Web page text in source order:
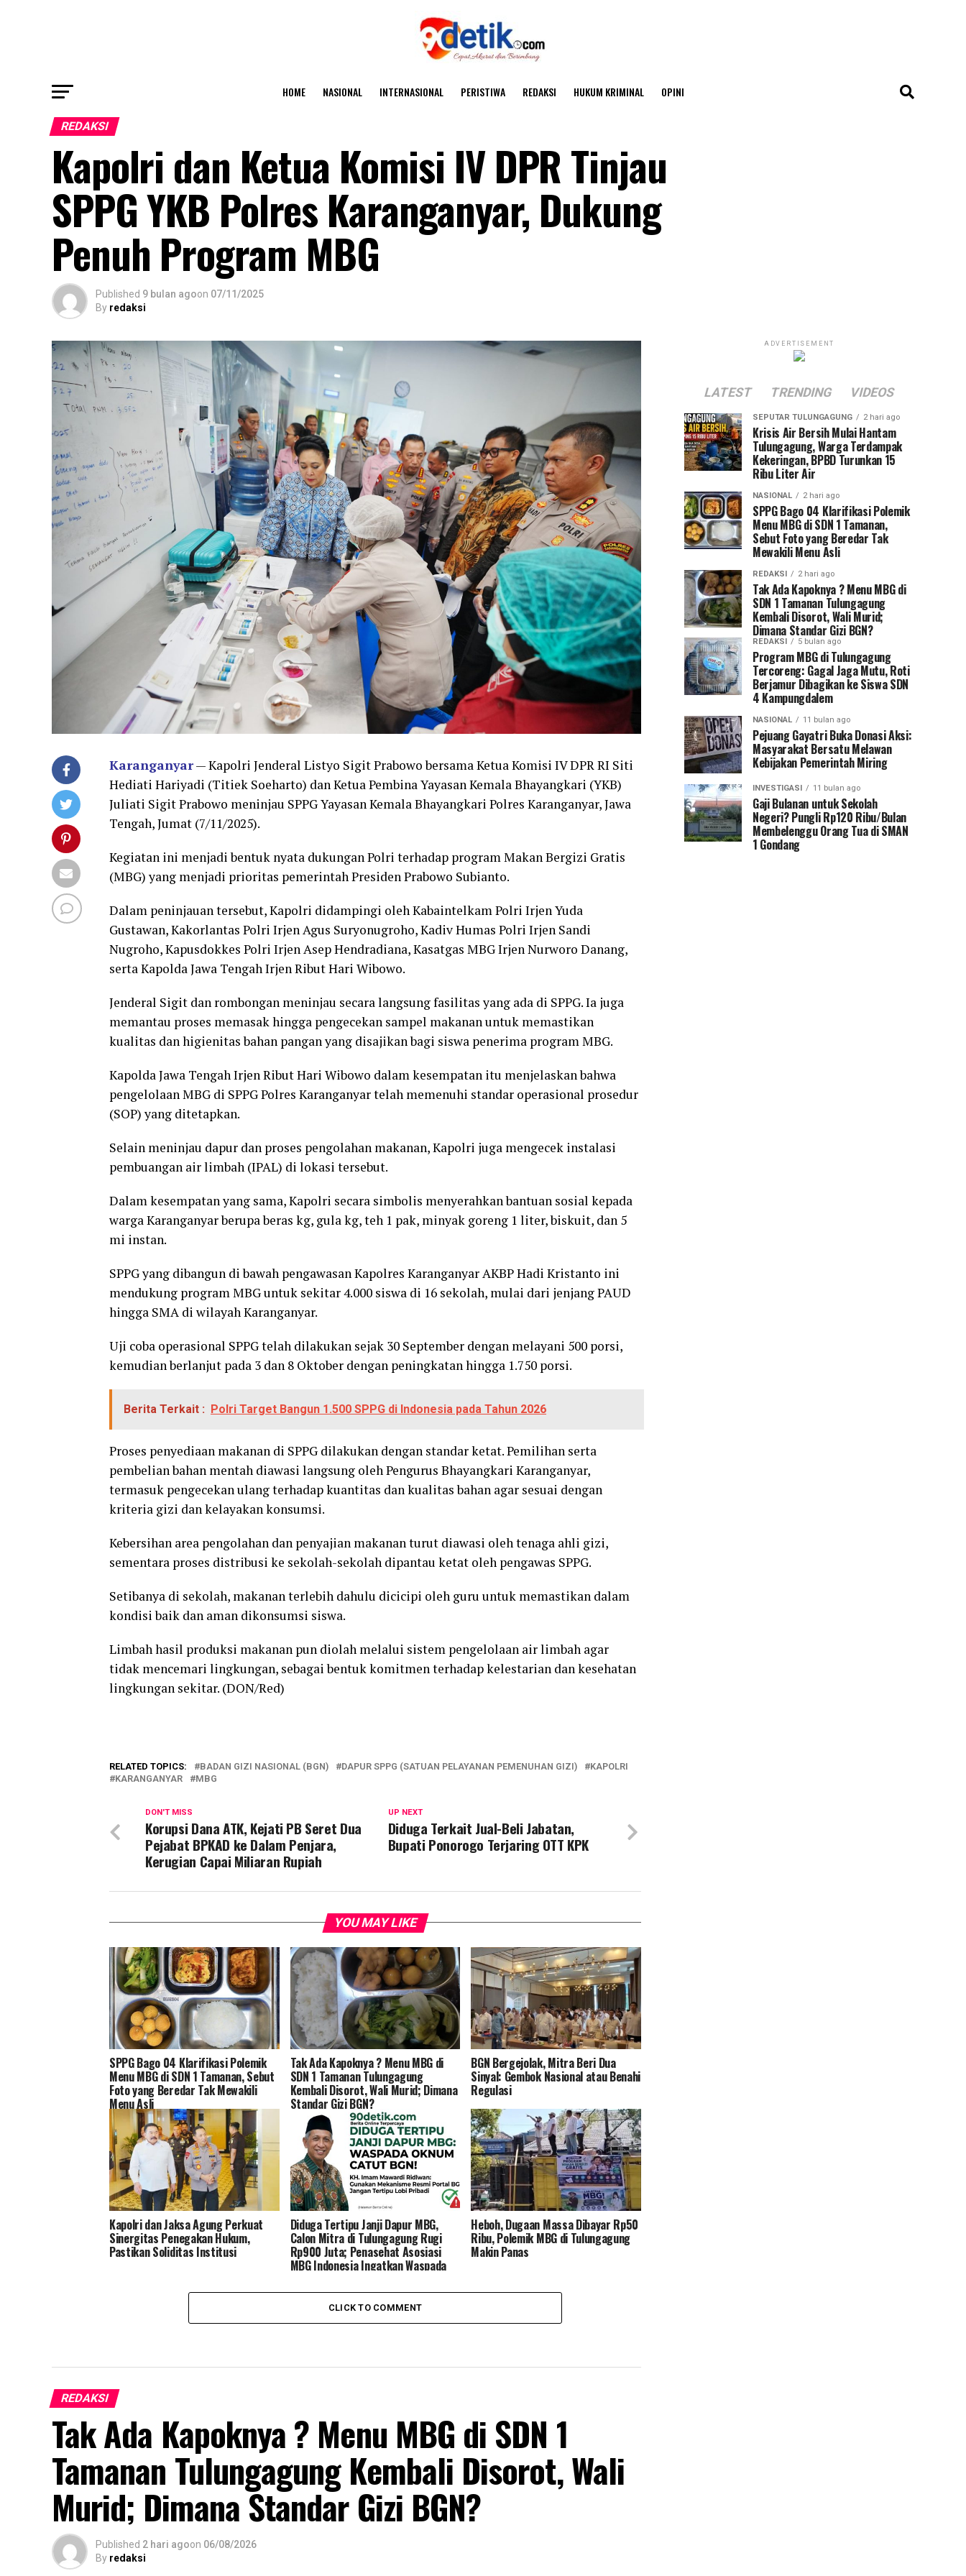
HOME NASIONAL INTERNASIONAL PERISTIWA REDAKSI HUKUM KRIMINAL OPINI
REDAKSI
Kapolri dan Ketua Komisi IV DPR Tinjau
SPPG YKB Polres Karanganyar, Dukung
Penuh Program MBG
Published 9 bulan agoon 07/11/2025
By redaksi
Karanganyar— Kapolri Jenderal Listyo Sigit Prabowo bersama Ketua Komisi IV DPR RI Siti
Hediati Hariyadi (Titiek Soeharto) dan Ketua Pembina Yayasan Kemala Bhayangkari (YKB)
Juliati Sigit Prabowo meninjau SPPG Yayasan Kemala Bhayangkari Polres Karanganyar, Jawa
Tengah, Jumat (7/11/2025).
Kegiatan ini menjadi bentuk nyata dukungan Polri terhadap program Makan Bergizi Gratis
(MBG) yang menjadi prioritas pemerintah Presiden Prabowo Subianto.
Dalam peninjauan tersebut, Kapolri didampingi oleh Kabaintelkam Polri Irjen Yuda
Gustawan, Kakorlantas Polri Irjen Agus Suryonugroho, Kadiv Humas Polri Irjen Sandi
Nugroho, Kapusdokkes Polri Irjen Asep Hendradiana, Kasatgas MBG Irjen Nurworo Danang,
serta Kapolda Jawa Tengah Irjen Ribut Hari Wibowo.
Jenderal Sigit dan rombongan meninjau secara langsung fasilitas yang ada di SPPG. Ia juga
memantau proses memasak hingga pengecekan sampel makanan untuk memastikan
kualitas dan higienitas bahan pangan yang disajikan bagi siswa penerima program MBG.
Kapolda Jawa Tengah Irjen Ribut Hari Wibowo dalam kesempatan itu menjelaskan bahwa
pengelolaan MBG di SPPG Polres Karanganyar telah memenuhi standar operasional prosedur
(SOP) yang ditetapkan.
Selain meninjau dapur dan proses pengolahan makanan, Kapolri juga mengecek instalasi
pembuangan air limbah (IPAL) di lokasi tersebut.
Dalam kesempatan yang sama, Kapolri secara simbolis menyerahkan bantuan sosial kepada
warga Karanganyar berupa beras kg, gula kg, teh 1 pak, minyak goreng 1 liter, biskuit, dan 5
mi instan.
SPPG yang dibangun di bawah pengawasan Kapolres Karanganyar AKBP Hadi Kristanto ini
mendukung program MBG untuk sekitar 4.000 siswa di 16 sekolah, mulai dari jenjang PAUD
hingga SMA di wilayah Karanganyar.
Uji coba operasional SPPG telah dilakukan sejak 30 September dengan melayani 500 porsi,
kemudian berlanjut pada 3 dan 8 Oktober dengan peningkatan hingga 1.750 porsi.
Berita Terkait : Polri Target Bangun 1.500 SPPG di Indonesia pada Tahun 2026
Proses penyediaan makanan di SPPG dilakukan dengan standar ketat. Pemilihan serta
pembelian bahan mentah diawasi langsung oleh Pengurus Bhayangkari Karanganyar,
termasuk pengecekan ulang terhadap kuantitas dan kualitas bahan agar sesuai dengan
kriteria gizi dan kelayakan konsumsi.
Kebersihan area pengolahan dan penyajian makanan turut diawasi oleh tenaga ahli gizi,
sementara proses distribusi ke sekolah-sekolah dipantau ketat oleh pengawas SPPG.
Setibanya di sekolah, makanan terlebih dahulu dicicipi oleh guru untuk memastikan dalam
kondisi baik dan aman dikonsumsi siswa.
Limbah hasil produksi makanan pun diolah melalui sistem pengelolaan air limbah agar
tidak mencemari lingkungan, sebagai bentuk komitmen terhadap kelestarian dan kesehatan
lingkungan sekitar. (DON/Red)
RELATED TOPICS: BADAN GIZI NASIONAL (BGN) DAPUR SPPG (SATUAN PELAYANAN PEMENUHAN GIZI)
KAPOLRI
KARANGANYAR
MBG
UP NEXT
Diduga Terkait Jual-Beli Jabatan,
Bupati Ponorogo Terjaring OTT KPK
DON'T MISS
Korupsi Dana ATK, Kejati PB Seret Dua
Pejabat BPKAD ke Dalam Penjara,
Kerugian Capai Miliaran Rupiah
YOU MAY LIKE
SPPG Bago 04 Klarifikasi Polemik
Menu MBG di SDN 1 Tamanan, Sebut
Foto yang Beredar Tak Mewakili
Menu Asli
Tak Ada Kapoknya ? Menu MBG di
SDN 1 Tamanan Tulungagung
Kembali Disorot, Wali Murid; Dimana
Standar Gizi BGN?
BGN Bergejolak, Mitra Beri Dua
Sinyal: Gembok Nasional atau Benahi
Regulasi
Kapolri dan Jaksa Agung Perkuat
Sinergitas Penegakan Hukum,
Pastikan Soliditas Institusi
Diduga Tertipu Janji Dapur MBG,
Calon Mitra di Tulungagung Rugi
Rp900 Juta; Penasehat Asosiasi
MBG Indonesia Ingatkan Waspada
Heboh, Dugaan Massa Dibayar Rp50
Ribu, Polemik MBG di Tulungagung
Makin Panas
CLICK TO COMMENT
REDAKSI
Tak Ada Kapoknya ? Menu MBG di SDN 1
Tamanan Tulungagung Kembali Disorot, Wali
Murid; Dimana Standar Gizi BGN?
Published 2 hari agoon 06/08/2026
By redaksi
ADVERTISEMENT
LATEST TRENDING VIDEOS
SEPUTAR TULUNGAGUNG 2 hari ago
Krisis Air Bersih Mulai Hantam
Tulungagung, Warga Terdampak
Kekeringan, BPBD Turunkan 15
Ribu Liter Air
NASIONAL 2 hari ago
SPPG Bago 04 Klarifikasi Polemik
Menu MBG di SDN 1 Tamanan,
Sebut Foto yang Beredar Tak
Mewakili Menu Asli
REDAKSI 2 hari ago
Tak Ada Kapoknya ? Menu MBG di
SDN 1 Tamanan Tulungagung
Kembali Disorot, Wali Murid;
Dimana Standar Gizi BGN?
REDAKSI 5 bulan ago
Program MBG di Tulungagung
Tercoreng: Gagal Jaga Mutu, Roti
Berjamur Dibagikan ke Siswa SDN
4 Kampungdalem
NASIONAL 11 bulan ago
Pejuang Gayatri Buka Donasi Aksi:
Masyarakat Bersatu Melawan
Kebijakan Pemerintah Miring
INVESTIGASI 11 bulan ago
Gaji Bulanan untuk Sekolah
Negeri? Pungli Rp120 Ribu/Bulan
Membelenggu Orang Tua di SMAN
1 Gondang